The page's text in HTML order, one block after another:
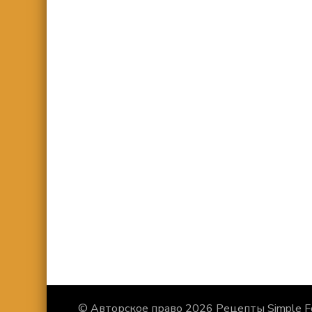
© Авторское право 2026 Рецепты Simple